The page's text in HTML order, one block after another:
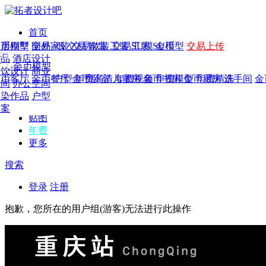
首页
发现
年费 作品 图纸 交易 软装 工装 SU模 金币
年费版块
费图纸 年费户型 年费高清 年费视频 年费模型 年费精选
作品
别墅 国外
酒店设计
设计 商业
办公空间
作品 户型
模型
模型 交易家装 交易软装 交易工装 SU模型 交易上传
金币模型
客厅 金币餐厅 金币卧室 儿童房 金币书房 金币厨房 洗手间 金
CAD
概念
贴图
年费
更多
搜索
登录 注册
抱歉，您所在的用户组(游客)无法进行此操作